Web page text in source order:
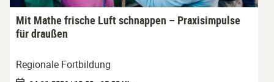
Mit Mathe frische Luft schnappen – Praxisimpulse
für draußen
Regionale Fortbildung